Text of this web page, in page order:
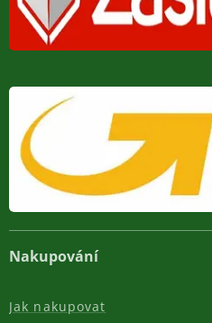
Nakupování
Jak nakupovat